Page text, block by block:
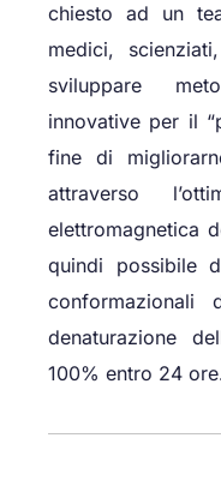
chiesto ad un
medici,
sviluppare
innovative per il
fine di
attraverso
elettromagnetica
quindi possibile
conformazionali
denaturazione
100% entro 24